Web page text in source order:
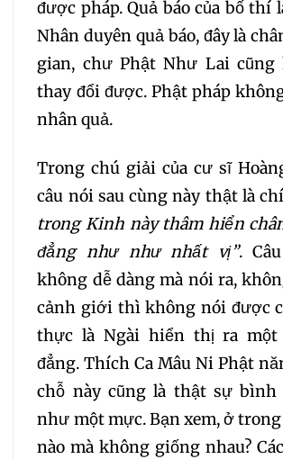
060 061 062
063 064 065
066
069 070 071
072 073 074
075 076 077
078 079 080
081 082 083
084 085 086
được pháp. Quả báo của bố thí
Nhân duyên quả báo, đây là
gian, chư Phật Như Lai cũng
thay đổi được. Phật pháp
nhân quả.
Trong chú giải của cư sĩ
câu nói sau cùng này thật là
trong Kinh này thâm hiển
đẳng như như nhất vị”.
không dễ dàng mà nói ra,
cảnh giới thì không nói được
thực là Ngài hiển thị ra
đẳng. Thích Ca Mâu Ni Phật
chỗ này cũng là thật sự bình
như một mực. Bạn xem, ở
nào mà không giống nhau?